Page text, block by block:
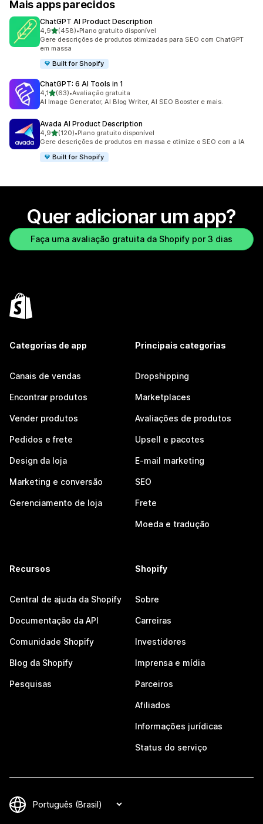
Mais apps parecidos
ChatGPT AI Product Description
4,9de 5 estrelas
(458)
458 avaliações ao todo
•Plano gratuito disponível
Gere descrições de produtos otimizadas para SEO com ChatGPT
em massa
Built for Shopify
ChatGPT: 6 AI Tools in 1
4,1de 5 estrelas
(63)
63 avaliações ao todo
•Avaliação gratuita
AI Image Generator, AI Blog Writer, AI SEO Booster e mais.
Avada AI Product Description
4,9de 5 estrelas
(120)
120 avaliações ao todo
•Plano gratuito disponível
Gere descrições de produtos em massa e otimize o SEO com a IA
Built for Shopify
Quer adicionar um app?
Faça uma avaliação gratuita da Shopify por 3 dias
Categorias de app
Canais de vendas
Encontrar produtos
Vender produtos
Pedidos e frete
Design da loja
Marketing e conversão
Gerenciamento de loja
Principais categorias
Dropshipping
Marketplaces
Avaliações de produtos
Upsell e pacotes
E-mail marketing
SEO
Frete
Moeda e tradução
Recursos
Central de ajuda da Shopify
Documentação da API
Comunidade Shopify
Blog da Shopify
Pesquisas
Shopify
Sobre
Carreiras
Investidores
Imprensa e mídia
Parceiros
Afiliados
Informações jurídicas
Status do serviço